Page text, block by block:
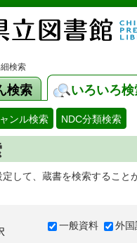
検索
検索 いろいろ検
ンル検索 NDC分類検索
して、蔵書を検索すること
一般資料 外国